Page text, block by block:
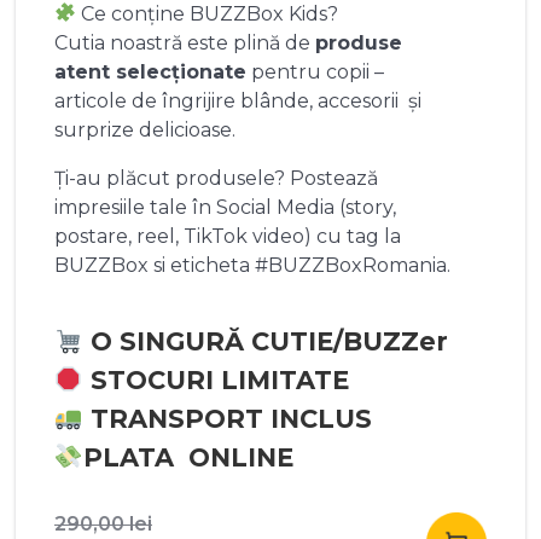
Ce conține BUZZBox Kids?
Cutia noastră este plină de produse
atent selecționate pentru copii –
articole de îngrijire blânde, accesorii și
surprize delicioase.
Ți-au plăcut produsele? Postează
impresiile tale în Social Media (story,
postare, reel, TikTok video) cu tag la
BUZZBox si eticheta #BUZZBoxRomania.
O SINGURĂ CUTIE/BUZZer
STOCURI LIMITATE
TRANSPORT INCLUS
PLATA ONLINE
290,00leiPrețul